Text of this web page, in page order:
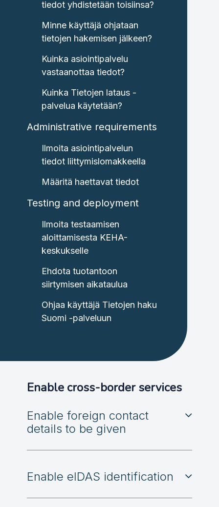
tiedot yhdistetään toisiinsa?
Minne käyttäjä ohjataan
tietojen hakemisen jälkeen?
Kuinka asiointipalvelu
vastaanottaa tiedot?
Kuinka Tietojen lataus -
palvelua käytetään?
Administrative requirements
Ilmoita asiointipalvelun
tiedot liittymislomakkeella
Määritä haettavat tiedot
Testing and deployment
Ilmoita testaamisen
aloittamisesta KEHA-
keskukselle
Ehdota tuotantoon
siirtymisen aikataulua
Ohjaa käyttäjä Tietojen haku
Suomi -palveluun
Enable cross-border services
Enable foreign contact
details to be given
Enable eIDAS identification